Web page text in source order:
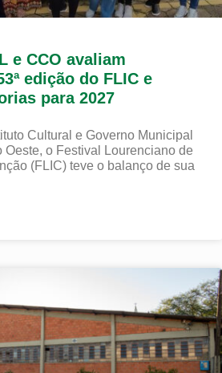
e CCO avaliam
edição do FLIC e
para 2027
Cultural e Governo Municipal
Oeste, o Festival Lourenciano de
(FLIC) teve o balanço de sua